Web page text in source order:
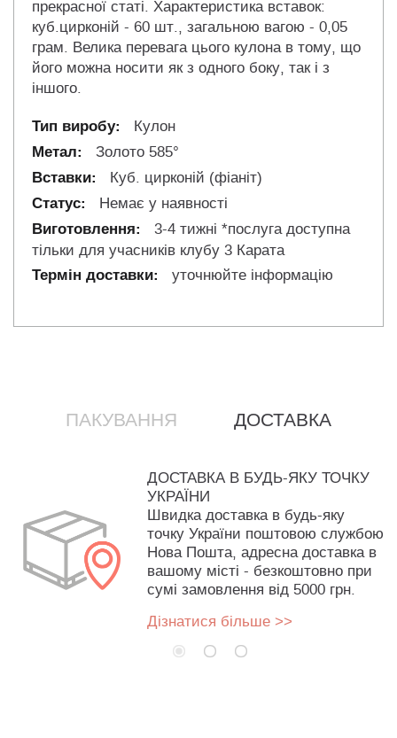
прекрасної статі. Характеристика вставок:
куб.цирконій - 60 шт., загальною вагою - 0,05
грам. Велика перевага цього кулона в тому, що
його можна носити як з одного боку, так і з
іншого.
Кулон
Золото 585°
Куб. цирконій (фіаніт)
Немає у наявності
3-4 тижні *послуга доступна
тільки для учасників клубу 3 Карата
уточнюйте інформацію
ПАКУВАННЯ ДОСТАВКА
ДОСТАВКА В БУДЬ-ЯКУ ТОЧКУ
УКРАЇНИ
Швидка доставка в будь-яку
точку України поштовою службою
Нова Пошта, адресна доставка в
вашому місті - безкоштовно при
сумі замовлення від 5000 грн.
Дізнатися більше >>